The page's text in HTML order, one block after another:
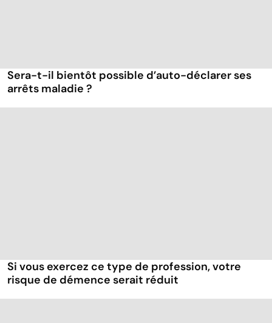
Sera-t-il bientôt possible d’auto-déclarer ses
arrêts maladie ?
Si vous exercez ce type de profession, votre
risque de démence serait réduit